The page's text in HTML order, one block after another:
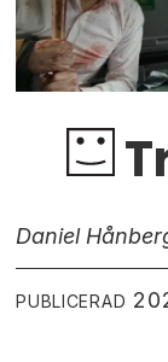
Daniel
PUBLICERAD